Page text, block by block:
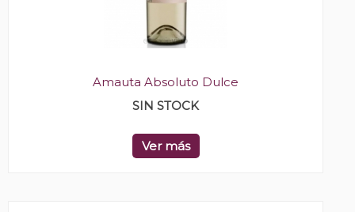
Amauta Absoluto Dulce
SIN STOCK
Ver más